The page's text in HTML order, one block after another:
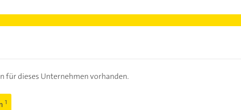
für dieses Unternehmen vorhanden.